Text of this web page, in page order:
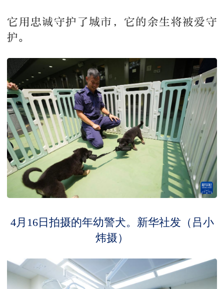
它用忠诚守护了城市，它的余生将被爱守
护。
4月16日拍摄的年幼警犬。新华社发（吕小
炜摄）